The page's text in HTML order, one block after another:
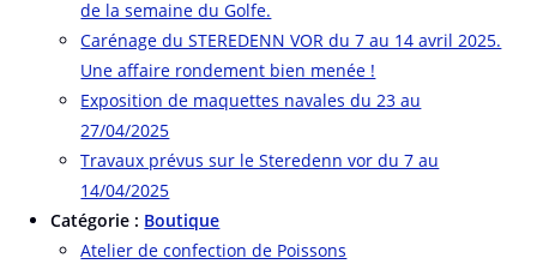
de la semaine du Golfe.
Carénage du STEREDENN VOR du 7 au 14 avril 2025.
Une affaire rondement bien menée !
Exposition de maquettes navales du 23 au
27/04/2025
Travaux prévus sur le Steredenn vor du 7 au
14/04/2025
Catégorie : Boutique
Atelier de confection de Poissons